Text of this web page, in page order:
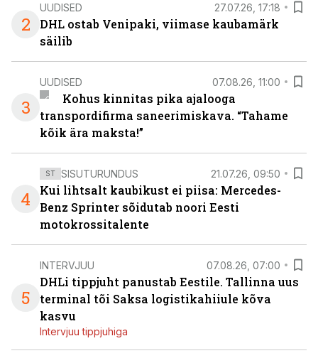
2
UUDISED 27.07.26, 17:18
DHL ostab Venipaki, viimase kaubamärk
säilib
3
UUDISED 07.08.26, 11:00
Kohus kinnitas pika ajalooga
transpordifirma saneerimiskava. “Tahame
kõik ära maksta!”
4
ST SISUTURUNDUS 21.07.26, 09:50
Kui lihtsalt kaubikust ei piisa: Mercedes-
Benz Sprinter sõidutab noori Eesti
motokrossitalente
5
INTERVJUU 07.08.26, 07:00
DHLi tippjuht panustab Eestile. Tallinna uus
terminal tõi Saksa logistikahiiule kõva
kasvu
Intervjuu tippjuhiga